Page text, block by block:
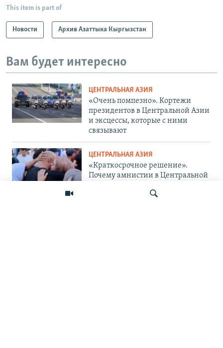
This item is part of
Новости Архив Азаттыка Кыргызстан
Вам будет интересно
ЦЕНТРАЛЬНАЯ АЗИЯ
«Очень помпезно». Кортежи
президентов в Центральной Азии
и эксцессы, которые с ними
связывают
ЦЕНТРАЛЬНАЯ АЗИЯ
«Краткосрочное решение».
Почему амнистии в Центральной